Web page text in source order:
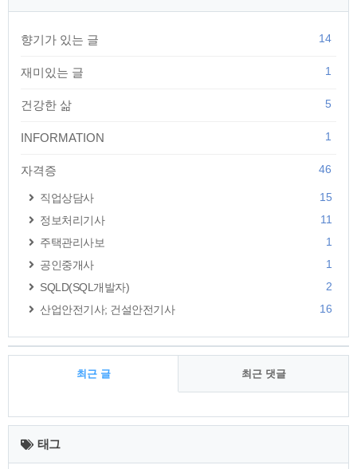
향기가 있는 글 14
재미있는 글 1
건강한 삶 5
INFORMATION 1
자격증 46
직업상담사
15
정보처리기사
11
주택관리사보
1
공인중개사
1
SQLD(SQL개발자)
2
산업안전기사; 건설안전기사
16
최근 글 최근 댓글
최
근
글
태그